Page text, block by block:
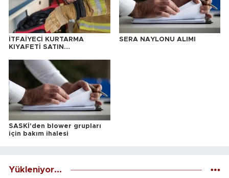
İTFAİYECİ KURTARMA
KIYAFETİ SATIN
SERA NAYLONU ALIMI
SASKİ'den blower grupları
için bakım ihalesi
Yükleniyor...